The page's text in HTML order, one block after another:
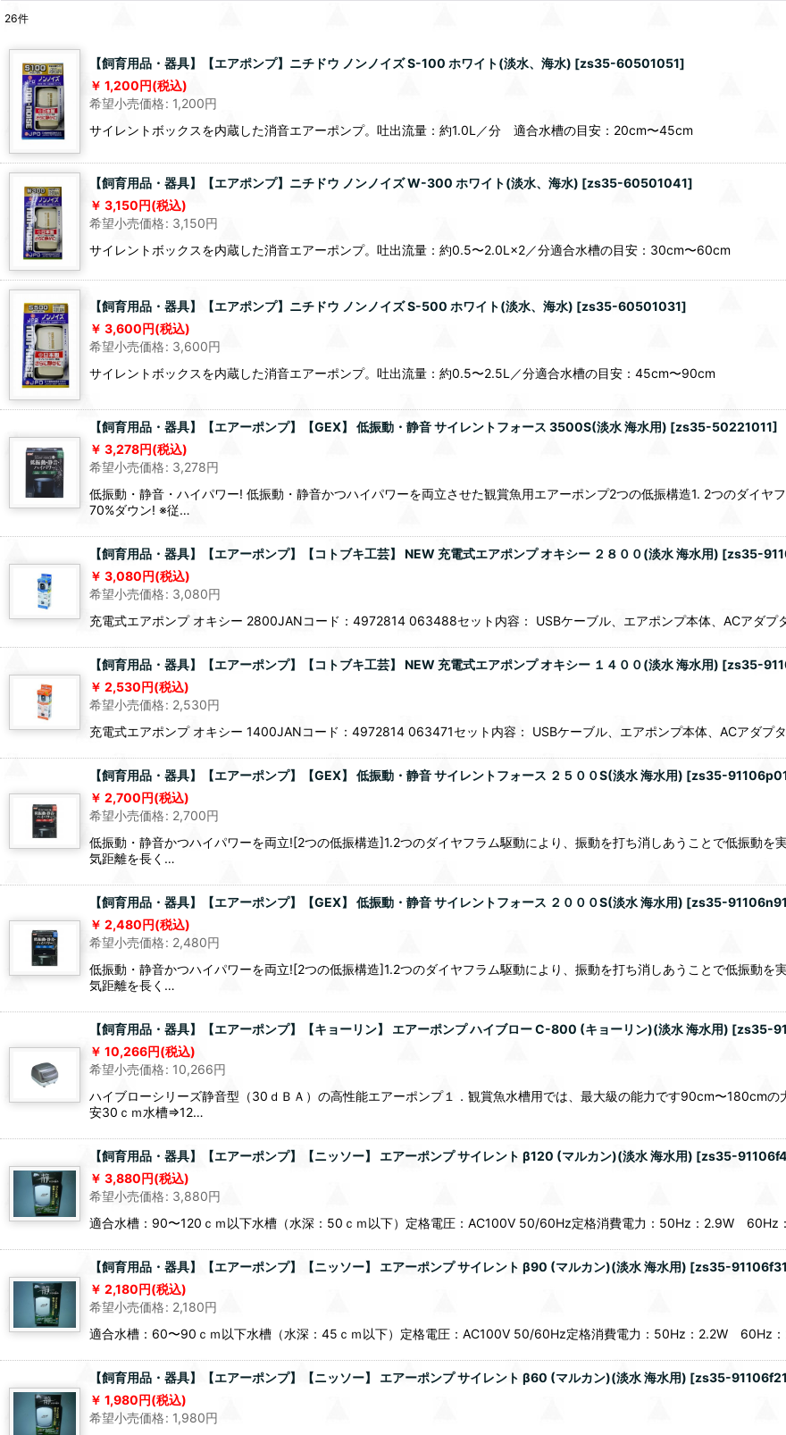
26件
【飼育用品・器具】【エアポンプ】ニチドウ ノンノイズ S-100 ホワイト(淡水、海水) [zs35-60501051]
1,200円(税込)
希望小売価格: 1,200円
サイレントボックスを内蔵した消音エアーポンプ。吐出流量：約1.0L／分 適合水槽の目安：20cm〜45cm
【飼育用品・器具】【エアポンプ】ニチドウ ノンノイズ W-300 ホワイト(淡水、海水) [zs35-60501041]
3,150 円(税込)
希望小売価格: 3,150円
サイレントボックスを内蔵した消音エアーポンプ。吐出流量：約0.5〜2.0L×2／分適合水槽の目安：30cm〜60cm
【飼育用品・器具】【エアポンプ】ニチドウ ノンノイズ S-500 ホワイト(淡水、海水) [zs35-60501031]
3,600円(税込)
希望小売価格: 3,600円
サイレントボックスを内蔵した消音エアーポンプ。吐出流量：約0.5〜2.5L／分適合水槽の目安：45cm〜90cm
【飼育用品・器具】【エアーポンプ】【GEX】 低振動・静音 サイレントフォース 3500S(淡水 海水用) [zs35-50221011]
3,278円(税込)
希望小売価格: 3,278円
低振動・静音・ハイパワー! 低振動・静音かつハイパワーを両立させた観賞魚用エアーポンプ2つの低振構造1. 2つのダイヤ
70%ダウン! ※従…
【飼育用品・器具】【エアーポンプ】【コトブキ工芸】 NEW 充電式エアポンプ オキシー ２８００(淡水 海水用) [zs35-
3,080円(税込)
希望小売価格: 3,080円
充電式エアポンプ オキシー 2800JANコード：4972814 063488セット内容： USBケーブル、エアポンプ本体、ACアダ
【飼育用品・器具】【エアーポンプ】【コトブキ工芸】 NEW 充電式エアポンプ オキシー １４００(淡水 海水用) [zs35-
2,530円(税込)
希望小売価格: 2,530円
充電式エアポンプ オキシー 1400JANコード：4972814 063471セット内容： USBケーブル、エアポンプ本体、ACアダ
【飼育用品・器具】【エアーポンプ】【GEX】 低振動・静音 サイレントフォース ２５００S(淡水 海水用) [zs35-
2,700円(税込)
希望小売価格: 2,700円
低振動・静音かつハイパワーを両立![2つの低振構造]1.2つのダイヤフラム駆動により、振動を打ち消しあうことで低振動
気距離を長く…
【飼育用品・器具】【エアーポンプ】【GEX】 低振動・静音 サイレントフォース ２０００S(淡水 海水用) [zs35-91106n91
2,480円(税込)
希望小売価格: 2,480円
低振動・静音かつハイパワーを両立![2つの低振構造]1.2つのダイヤフラム駆動により、振動を打ち消しあうことで低振動
気距離を長く…
【飼育用品・器具】【エアーポンプ】【キョーリン】 エアーポンプ ハイブロー C-800 (キョーリン)(淡水 海水用) [zs35-
10,266円(税込)
希望小売価格: 10,266円
ハイブローシリーズ静音型（30ｄＢＡ）の高性能エアーポンプ１．観賞魚水槽用では、最大級の能力です90cm〜180cm
安30ｃｍ水槽⇒12…
【飼育用品・器具】【エアーポンプ】【ニッソー】 エアーポンプ サイレント β120 (マルカン)(淡水 海水用) [zs35-
3,880円(税込)
希望小売価格: 3,880円
適合水槽：90〜120ｃｍ以下水槽（水深：50ｃｍ以下）定格電圧：AC100V 50/60Hz定格消費電力：50Hz：2.9W
【飼育用品・器具】【エアーポンプ】【ニッソー】 エアーポンプ サイレント β90 (マルカン)(淡水 海水用) [zs35-91106f31
2,180円(税込)
希望小売価格: 2,180円
適合水槽：60〜90ｃｍ以下水槽（水深：45ｃｍ以下）定格電圧：AC100V 50/60Hz定格消費電力：50Hz：2.2W 60Hz
【飼育用品・器具】【エアーポンプ】【ニッソー】 エアーポンプ サイレント β60 (マルカン)(淡水 海水用) [zs35-91106f21
1,980円(税込)
希望小売価格: 1,980円